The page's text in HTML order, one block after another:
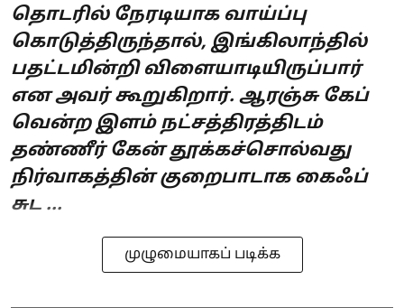
தொடரில் நேரடியாக வாய்ப்பு
கொடுத்திருந்தால், இங்கிலாந்தில்
பதட்டமின்றி விளையாடியிருப்பார்
என அவர் கூறுகிறார். ஆரஞ்சு கேப்
வென்ற இளம் நட்சத்திரத்திடம்
தண்ணீர் கேன் தூக்கச்சொல்வது
நிர்வாகத்தின் குறைபாடாக கைஃப்
சுட ...
முழுமையாகப் படிக்க